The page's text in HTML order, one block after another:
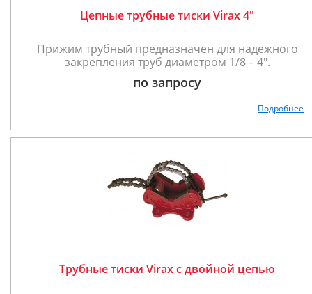
Цепные трубные тиски Virax 4"
Прижим трубный предназначен для надежного
закрепления труб диаметром 1/8 – 4".
по запросу
Подробнее
Трубные тиски Virax с двойной цепью